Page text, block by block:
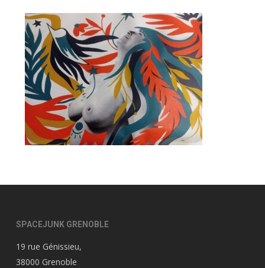
SPACEJUNK GRENOBLE
19 rue Génissieu,
38000 Grenoble